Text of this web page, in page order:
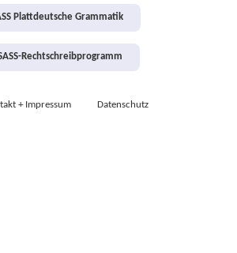
Plattdeutsche Grammatik
Rechtschreibprogramm
+ Impressum Datenschutz